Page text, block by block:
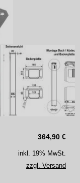
364,90 €
inkl. 19% MwSt.
zzgl. Versand